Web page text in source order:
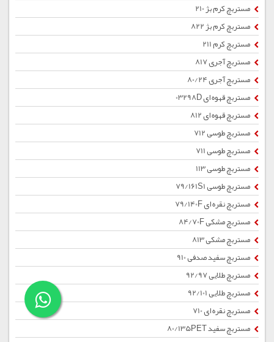
مستربچ کرم بژ 210
مستربچ کرم بژ 822
مستربچ کرم 211
مستربچ آجری 817
مستربچ آجری 80/24
مستربچ قهوه ای 03298D
مستربچ قهوه ای 812
مستربچ طوسی 712
مستربچ طوسی 711
مستربچ طوسی 113
مستربچ طوسی 79/161S1
مستربچ نقره ای 79/140F
مستربچ مشکی 84/70F
مستربچ مشکی 813
مستربچ سفید صدفی 910
مستربچ طلایی 92/97
مستربچ طلایی 92/101
مستربچ نقره ای 710
مستربچ سفید 80/135PET